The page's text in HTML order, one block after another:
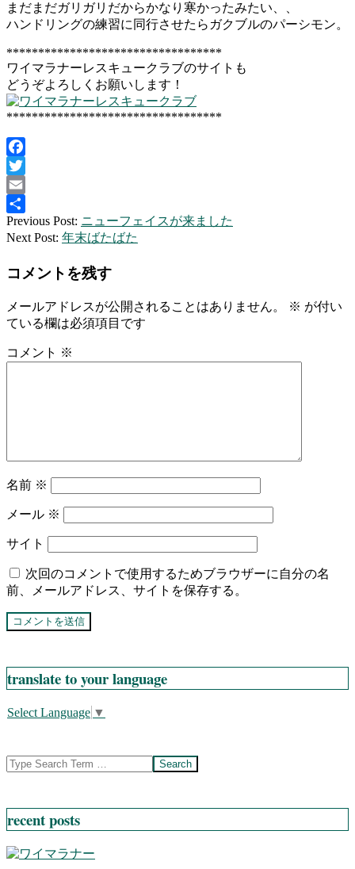
まだまだガリガリだからかなり寒かったみたい、、
ハンドリングの練習に同行させたらガクブルのパーシモン。
**********************************
ワイマラナーレスキュークラブのサイトも
どうぞよろしくお願いします！
**********************************
Facebook
Twitter
Email
共
有
2015-
12-
Previous Post: ニューフェイスが来ました
Next Post: 年末ばたばた
コメントを残す
メールアドレスが公開されることはありません。 ※ が付い
ている欄は必須項目です
コメント ※
名前 ※
メール ※
サイト
次回のコメントで使用するためブラウザーに自分の名
前、メールアドレス、サイトを保存する。
translate to your language
Select Language ▼
Search
recent posts